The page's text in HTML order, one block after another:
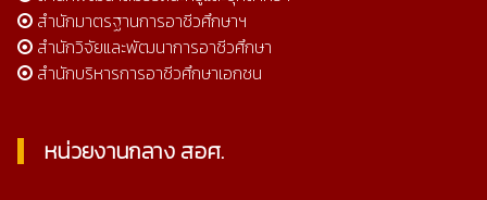
สำนักมาตรฐานการอาชีวศึกษาฯ
สำนักวิจัยและพัฒนาการอาชีวศึกษา
สำนักบริหารการอาชีวศึกษาเอกชน
หน่วยงานกลาง สอศ.